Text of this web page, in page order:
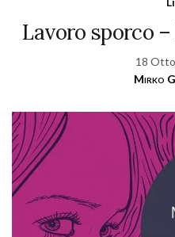
Lavoro sporco
18
Mirko